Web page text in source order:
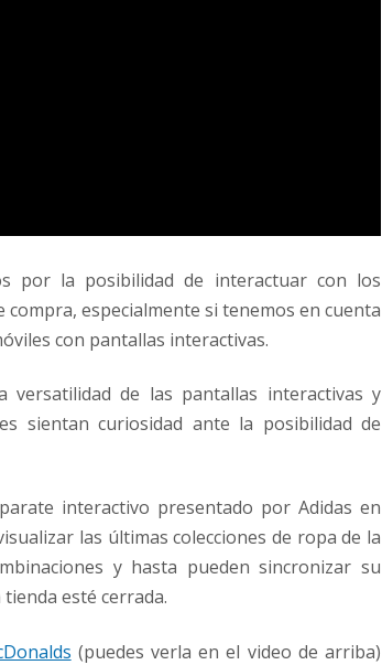
por la posibilidad de interactuar con los
especialmente si tenemos en cuenta
con pantallas interactivas.
versatilidad de las pantallas interactivas y
sientan curiosidad ante la posibilidad de
interactivo presentado por Adidas en
las últimas colecciones de ropa de la
y hasta pueden sincronizar su
esté cerrada.
(puedes verla en el video de arriba)